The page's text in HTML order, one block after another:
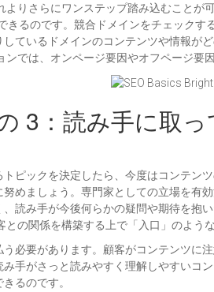
りさらにワンステップ踏み込むこと
きるのです。競合ドメインをチェック
ているドメインのコンテンツや情報
では、オンページ要因やオフページ要
3：読み手に取
ピックを決定したら、今度はコンテン
めましょう。専門家としての立場を
読み手が今後何らかの疑問や期待を抱
の関係を構築する上で「入口」のよう
必要があります。顧客がコンテンツに
手がさっと読みやすく理解しやすいコ
るのです。